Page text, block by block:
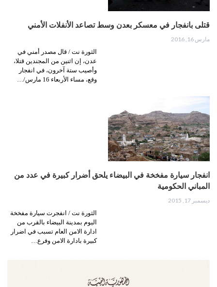
قتلى بانفجار في معسكر بعدن وسط تصاعد الأنفلات الأمني
مارس 16, 2016
الثورة نت / قال مصدر أمني في
عدن، إن اثنين من المجندين قتلا،
وأصيب ستة آخرون، في انفجار
وقع، مساء الأربعاء 16 مارس/…
انفجار سيارة مفخخة في البيضاء يلحق أضرار كبيرة في عدد من
المباني الحكومية
ديسمبر 17, 2015
الثورة نت / انفجرت سيارة مفخخة
اليوم بمدينة البيضاء بالقرب من
ادارة الامن العام تسبب في اضرار
كبيرة بادارة الامن وفرع…